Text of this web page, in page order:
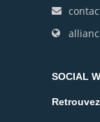
SOCIAL